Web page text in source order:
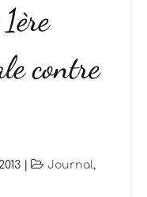
contre
| Journal,